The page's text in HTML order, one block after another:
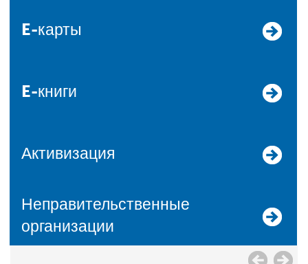
E-карты
E-книги
Активизация
Неправительственные
организации